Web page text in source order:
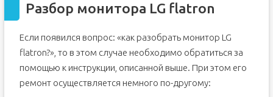
Разбор монитора LG flatron
Если появился вопрос: «как разобрать монитор LG
flatron?», то в этом случае необходимо обратиться за
помощью к инструкции, описанной выше. При этом его
ремонт осуществляется немного по-другому: